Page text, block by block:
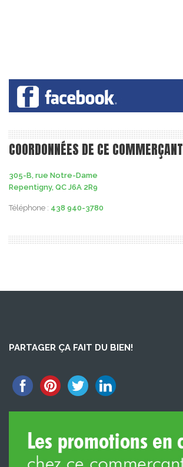
COORDONNÉES DE CE COMMERÇANT
305-B, rue Notre-Dame
Repentigny, QC J6A 2R9
Téléphone : 438 940-3780
PARTAGER ÇA FAIT DU BIEN!